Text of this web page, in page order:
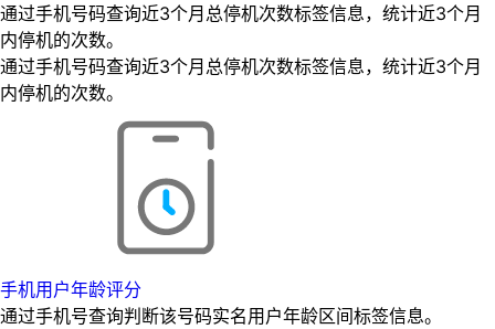
通过手机号码查询近3个月总停机次数标签信息，统计近3个月
内停机的次数。
通过手机号码查询近3个月总停机次数标签信息，统计近3个月
内停机的次数。
手机用户年龄评分
通过手机号查询判断该号码实名用户年龄区间标签信息。